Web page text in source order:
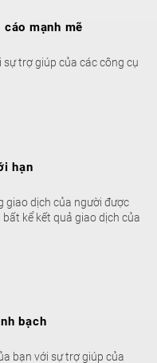
mạnh mẽ
trợ giúp của các công cụ
hạn
giao dịch của người được
kể kết quả giao dịch của
bạch
bạn với sự trợ giúp của